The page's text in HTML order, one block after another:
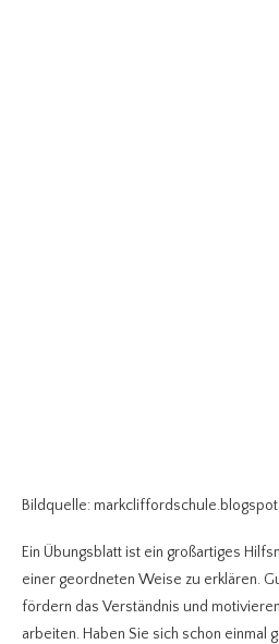
Bildquelle:
Ein Übungsblatt ist ein großartiges
einer geordneten Weise zu erklären.
fördern das Verständnis und
arbeiten. Haben Sie sich schon einmal